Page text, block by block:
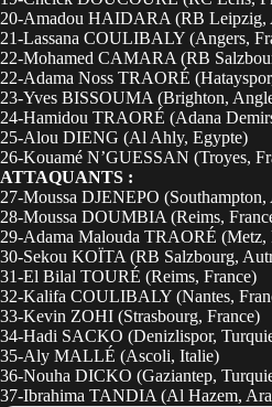
20-Amadou HAIDARA (RB Leipzig,
21-Lassana COULIBALY (Angers,
22-Mohamed CAMARA (RB
22-Adama Noss TRAORÉ
23-Yves BISSOUMA (Brighton,
24-Hamidou TRAORÉ (Adana
25-Alou DIENG (Al Ahly, Egypte)
26-Kouamé N’GUESSAN (Troyes,
ATTAQUANTS :
27-Moussa DJENEPO (Southampton,
28-Moussa DOUMBIA (Reims,
29-Adama Malouda TRAORÉ (Metz,
30-Sekou KOÏTA (RB Salzbourg,
31-El Bilal TOURÉ (Reims, France)
32-Kalifa COULIBALY (Nantes,
33-Kevin ZOHI (Strasbourg, France)
34-Hadi SACKO (Denizlispor,
35-Aly MALLÉ (Ascoli, Italie)
36-Nouha DICKO (Gaziantep,
37-Ibrahima TANDIA (Al Hazem,